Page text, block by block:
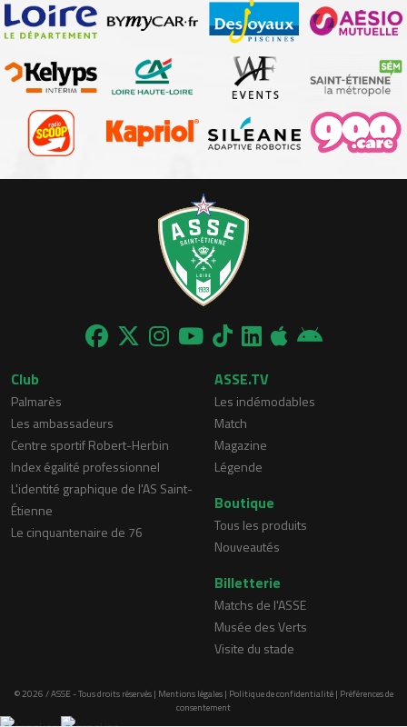
Club
Palmarès
Les ambassadeurs
Centre sportif Robert-Herbin
Index égalité professionnel
L'identité graphique de l'AS Saint-
Étienne
Le cinquantenaire de 76
ASSE.TV
Les indémodables
Match
Magazine
Légende
Boutique
Tous les produits
Nouveautés
Billetterie
Matchs de l'ASSE
Musée des Verts
Visite du stade
© 2026 / ASSE - Tous droits réservés | Mentions légales| Politique de confidentialité| Préférences de
consentement